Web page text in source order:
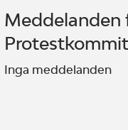
Meddelanden
Inga meddelanden